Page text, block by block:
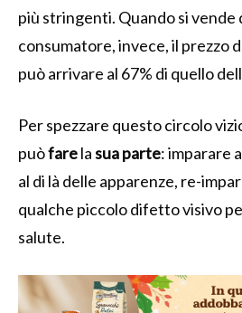
più stringenti. Quando si
consumatore, invece, il prezzo
può arrivare al 67% di quello
Per spezzare questo circolo
puòfarelasuaparte: imparare
al di là delle apparenze, re-
qualche piccolo difetto visivo
salute.